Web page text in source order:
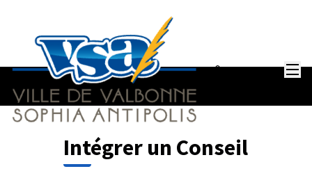
Se connecter
Intégrer un Conseil